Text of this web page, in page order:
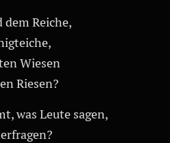
Reiche,
Wiesen
Riesen?
was Leute sagen,